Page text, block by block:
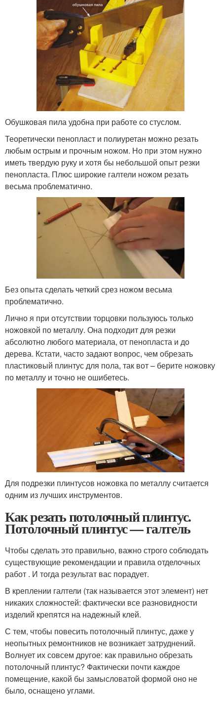
Обушковая пила удобна при работе со стуслом.
Теоретически пенопласт и полиуретан можно резать
любым острым и прочным ножом. Но при этом нужно
иметь твердую руку и хотя бы небольшой опыт резки
пенопласта. Плюс широкие галтели ножом резать
весьма проблематично.
Без опыта сделать четкий срез ножом весьма
проблематично.
Лично я при отсутствии торцовки пользуюсь только
ножовкой по металлу. Она подходит для резки
абсолютно любого материала, от пенопласта и до
дерева. Кстати, часто задают вопрос, чем обрезать
пластиковый плинтус для пола, так вот – берите ножовку
по металлу и точно не ошибетесь.
Для подрезки плинтусов ножовка по металлу считается
одним из лучших инструментов.
Как резать потолочный плинтус.
Потолочный плинтус — галтель
Чтобы сделать это правильно, важно строго соблюдать
существующие рекомендации и правила отделочных
работ . И тогда результат вас порадует.
В креплении галтели (так называется этот элемент) нет
никаких сложностей: фактически все разновидности
изделий крепятся на надежный клей.
С тем, чтобы повесить потолочный плинтус, даже у
неопытных ремонтников не возникает затруднений.
Волнует их совсем другое: как правильно обрезать
потолочный плинтус? Фактически почти каждое
помещение, какой бы замысловатой формой оно не
было, оснащено углами.